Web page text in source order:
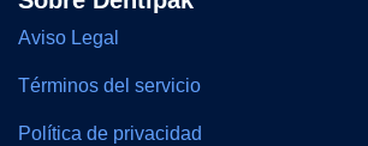
Aviso Legal
Términos del servicio
Política de privacidad